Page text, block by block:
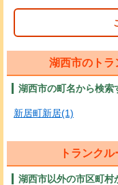
湖西市のトラ
湖西市の町名から検索
新居町新居(1)
トランク
湖西市以外の市区町村